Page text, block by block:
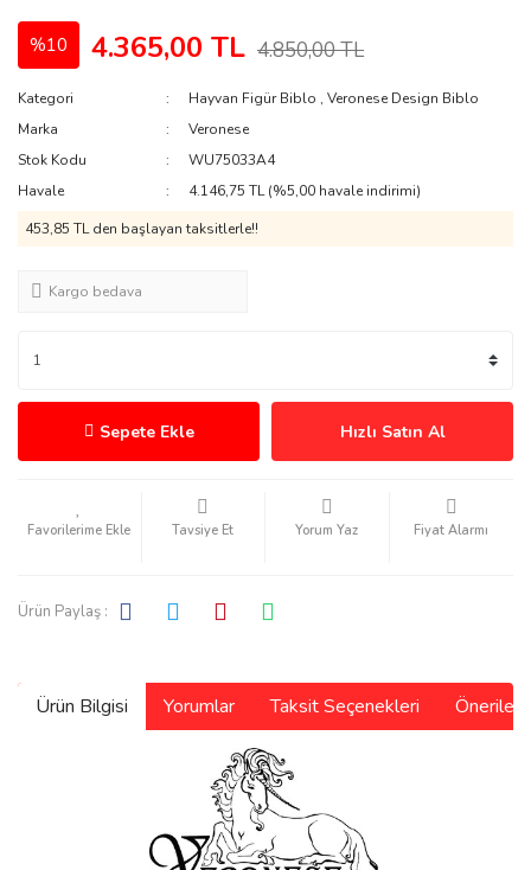
%10 4.365,00 TL 4.850,00 TL
Kategori Hayvan Figür Biblo ,Veronese Design Biblo
Marka
Veronese
Stok Kodu
WU75033A4
Havale
4.146,75 TL (%5,00 havale indirimi)
453,85 TL den başlayan taksitlerle!!
Kargo bedava
Sepete Ekle Hızlı Satın Al
Tavsiye Et Yorum Yaz Fiyat Alarmı
Ürün Paylaş :
Ürün Bilgisi Yorumlar Taksit Seçenekleri